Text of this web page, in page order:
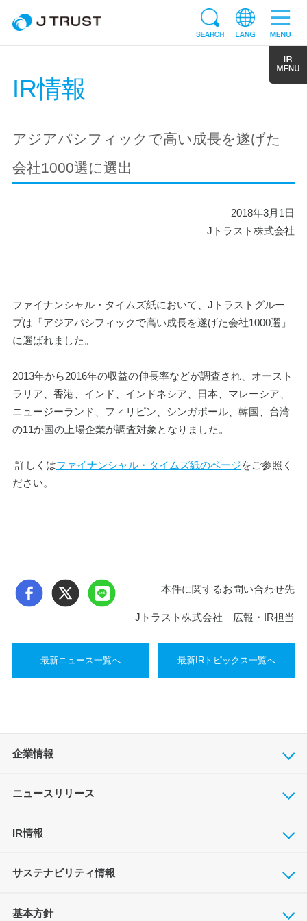
IR情報
アジアパシフィックで高い成長を遂げた
会社1000選に選出
2018年3月1日
Jトラスト株式会社
ファイナンシャル・タイムズ紙において、Jトラストグルー
プは「アジアパシフィックで高い成長を遂げた会社1000選」
に選ばれました。
2013年から2016年の収益の伸長率などが調査され、オースト
ラリア、香港、インド、インドネシア、日本、マレーシア、
ニュージーランド、フィリピン、シンガポール、韓国、台湾
の11か国の上場企業が調査対象となりました。
詳しくはファイナンシャル・タイムズ紙のページをご参照く
ださい。
本件に関するお問い合わせ先
Jトラスト株式会社 広報・IR担当
最新ニュース一覧へ 最新IRトピックス一覧へ
企業情報
ニュースリリース
IR情報
サステナビリティ情報
基本方針